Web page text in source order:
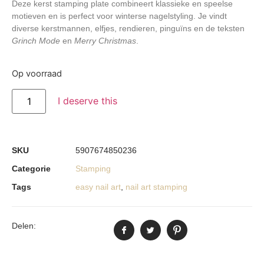
Deze kerst stamping plate combineert klassieke en speelse
motieven en is perfect voor winterse nagelstyling. Je vindt
diverse kerstmannen, elfjes, rendieren, pinguïns en de teksten
Grinch Mode en Merry Christmas
Op voorraad
I deserve this
SKU
5907674850236
Categorie
Stamping
Tags
easy nail art nail art stamping
Delen: